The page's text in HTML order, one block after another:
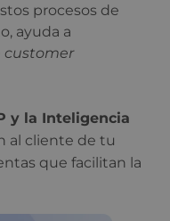
procesos de
ayuda a
customer
y la Inteligencia
al cliente de tu
que facilitan la